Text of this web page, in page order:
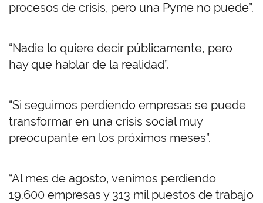
procesos de crisis, pero una Pyme no puede”.
“Nadie lo quiere decir públicamente, pero
hay que hablar de la realidad”.
“Si seguimos perdiendo empresas se puede
transformar en una crisis social muy
preocupante en los próximos meses”.
“Al mes de agosto, venimos perdiendo
19.600 empresas y 313 mil puestos de trabajo